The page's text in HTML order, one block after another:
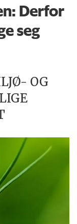
Derfor
seg
OG